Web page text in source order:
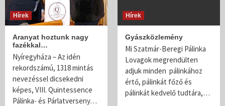
Hírek
Aranyat hoztunk nagy
fazékkal…
Nyíregyháza – Az idén
rekordszámú, 1318 mintás
nevezéssel dicsekedni
képes, VIII. Quintessence
Pálinka- és Párlatverseny…
Hírek
Gyászközlemény
Mi Szatmár-Beregi Pálinka
Lovagok megrendülten
adjuk minden pálinkához
értő, pálinkát főző és
pálinkát kedvelő tudtára,…